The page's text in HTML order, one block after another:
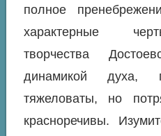
полное
характерные
творчества
динамикой духа,
тяжеловаты, но
красноречивы.